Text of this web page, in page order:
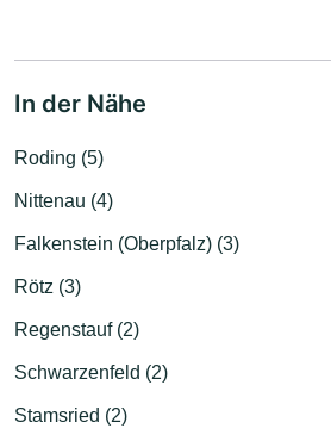
In der Nähe
Roding (5)
Nittenau (4)
Falkenstein (Oberpfalz) (3)
Rötz (3)
Regenstauf (2)
Schwarzenfeld (2)
Stamsried (2)